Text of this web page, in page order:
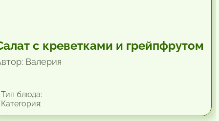
с креветками и грейпфрутом
Валерия
блюда: